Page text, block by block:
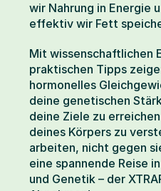
wir Nahrung in Energie
effektiv wir Fett
Mit wissenschaftlichen
praktischen Tipps
hormonelles
deine genetischen
deine Ziele zu
deines Körpers zu
arbeiten, nicht gegen
eine spannende Reise
und Genetik – der